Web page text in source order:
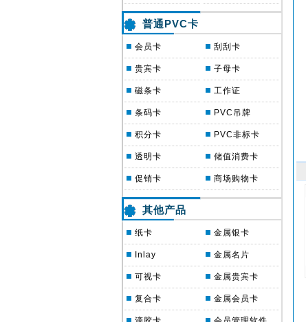
普通PVC卡
会员卡
贵宾卡
磁条卡
条码卡
积分卡
透明卡
促销卡
刮刮卡
子母卡
工作证
PVC吊牌
PVC非标卡
储值消费卡
商场购物卡
其他产品
纸卡
Inlay
可视卡
复合卡
金属银卡
金属名片
金属贵宾卡
金属会员卡